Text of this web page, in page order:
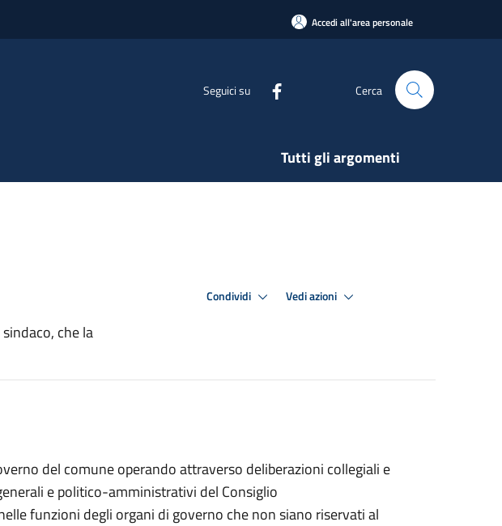
Accedi all'area personale
Seguici su Cerca
Tutti gli argomenti
che la
Condividi Vedi azioni
del comune operando attraverso deliberazioni collegiali e
e politico-amministrativi del Consiglio
funzioni degli organi di governo che non siano riservati al